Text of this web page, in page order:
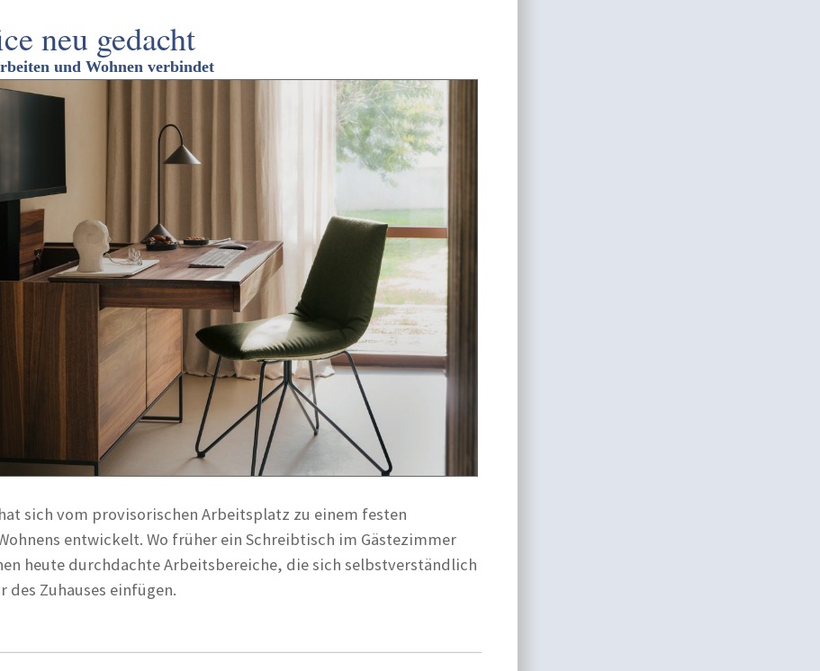
neu gedacht
und Wohnen verbindet
sich vom provisorischen Arbeitsplatz zu einem festen
entwickelt. Wo früher ein Schreibtisch im Gästezimmer
heute durchdachte Arbeitsbereiche, die sich selbstverständlich
des Zuhauses einfügen.